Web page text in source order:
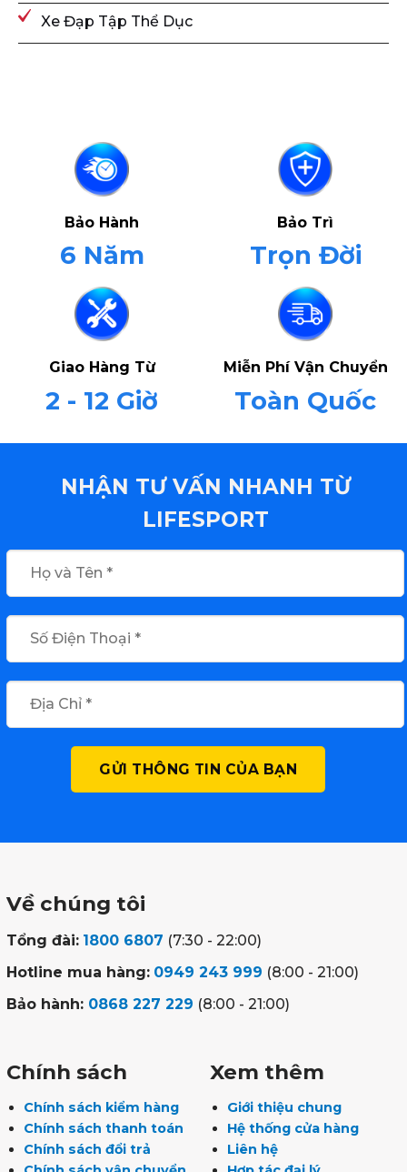
Xe Đạp Tập Thể Dục
Bảo Hành
6 Năm
Bảo Trì
Trọn Đời
Giao Hàng Từ
2 - 12 Giờ
Miễn Phí Vận Chuyển
Toàn Quốc
NHẬN TƯ VẤN NHANH TỪ
LIFESPORT
Về chúng tôi
Tổng đài: 1800 6807 (7:30 - 22:00)
Hotline mua hàng: 0949 243 999 (8:00 - 21:00)
Bảo hành: 0868 227 229 (8:00 - 21:00)
Chính sách
Chính sách kiểm hàng
Chính sách thanh toán
Chính sách đổi trả
Xem thêm
Giới thiệu chung
Hệ thống cửa hàng
Liên hệ